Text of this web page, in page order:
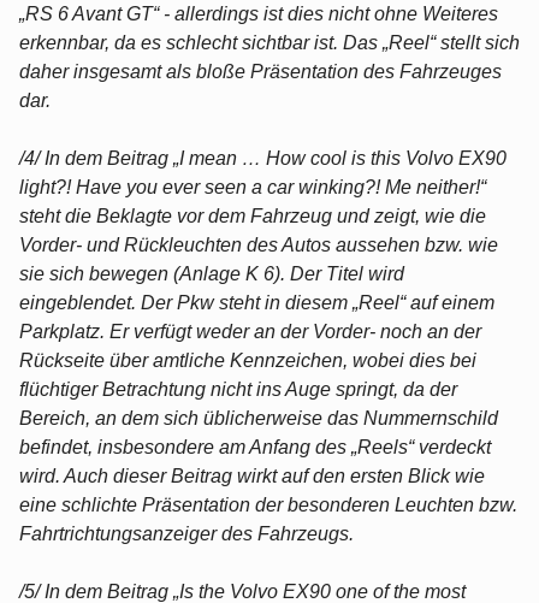
„RS 6 Avant GT“ - allerdings ist dies nicht ohne Weiteres
erkennbar, da es schlecht sichtbar ist. Das „Reel“ stellt sich
daher insgesamt als bloße Präsentation des Fahrzeuges
dar.
/4/ In dem Beitrag „I mean … How cool is this Volvo EX90
light?! Have you ever seen a car winking?! Me neither!“
steht die Beklagte vor dem Fahrzeug und zeigt, wie die
Vorder- und Rückleuchten des Autos aussehen bzw. wie
sie sich bewegen (Anlage K 6). Der Titel wird
eingeblendet. Der Pkw steht in diesem „Reel“ auf einem
Parkplatz. Er verfügt weder an der Vorder- noch an der
Rückseite über amtliche Kennzeichen, wobei dies bei
flüchtiger Betrachtung nicht ins Auge springt, da der
Bereich, an dem sich üblicherweise das Nummernschild
befindet, insbesondere am Anfang des „Reels“ verdeckt
wird. Auch dieser Beitrag wirkt auf den ersten Blick wie
eine schlichte Präsentation der besonderen Leuchten bzw.
Fahrtrichtungsanzeiger des Fahrzeugs.
/5/ In dem Beitrag „Is the Volvo EX90 one of the most